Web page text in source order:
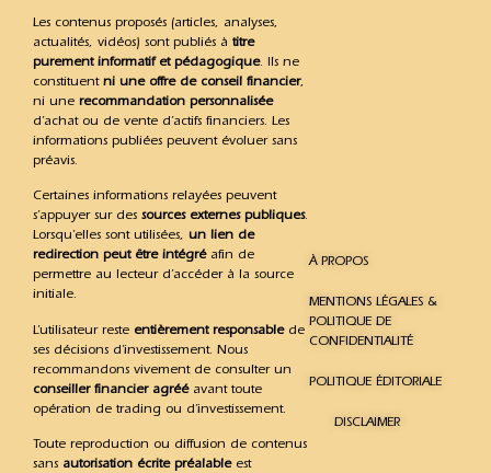
Les contenus proposés (articles, analyses,
actualités, vidéos) sont publiés à titre
purement informatif et pédagogique. Ils ne
constituent ni une offre de conseil financier,
ni une recommandation personnalisée
d’achat ou de vente d’actifs financiers. Les
informations publiées peuvent évoluer sans
préavis.
Certaines informations relayées peuvent
s’appuyer sur des sources externes publiques.
Lorsqu’elles sont utilisées, un lien de
redirection peut être intégréafin de
permettre au lecteur d’accéder à la source
initiale.
L’utilisateur reste entièrement responsablede
ses décisions d’investissement. Nous
recommandons vivement de consulter un
conseiller financier agrééavant toute
opération de trading ou d’investissement.
Toute reproduction ou diffusion de contenus
sans autorisation écrite préalableest
À PROPOS
MENTIONS LÉGALES &
POLITIQUE DE
CONFIDENTIALITÉ
POLITIQUE ÉDITORIALE
DISCLAIMER